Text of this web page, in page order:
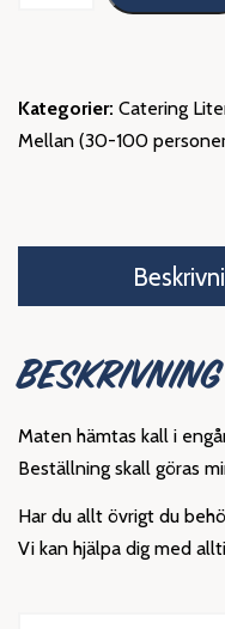
Kategorier: Catering
Mellan (30-100
BESKRIVNING
Maten hämtas kall i
Beställning skall göras
Har du allt övrigt du
Vi kan hjälpa dig med